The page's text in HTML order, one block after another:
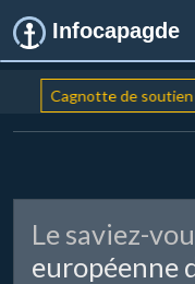
Infocapagde
Cagnotte de soutien
Le saviez-
européenne